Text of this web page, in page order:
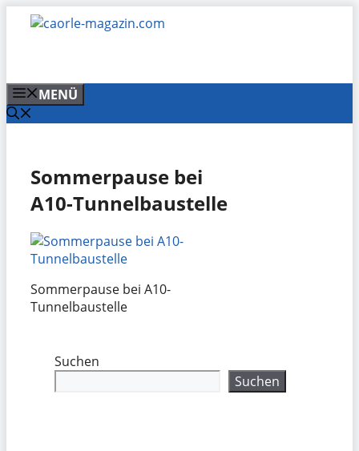
Zum
Inhalt
MENÜ
Sommerpause bei
A10-Tunnelbaustelle
Sommerpause bei A10-
Tunnelbaustelle
Suchen
Suchen